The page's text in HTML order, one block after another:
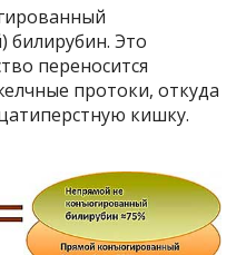
Это
переносится
протоки, откуда
кишку.